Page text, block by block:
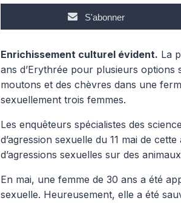
S'abonner
Enrichissement culturel évident. La
ans d’Erythrée pour plusieurs options
moutons et des chèvres dans une
sexuellement trois femmes.
Les enquêteurs spécialistes des
d’agression sexuelle du 11 mai de
d’agressions sexuelles sur des
En mai, une femme de 30 ans a été
sexuelle. Heureusement, elle a été